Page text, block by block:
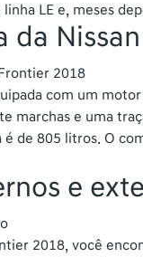
LE e, meses
da
com um
marchas e uma
é de 805 litros. O
e
2018, você